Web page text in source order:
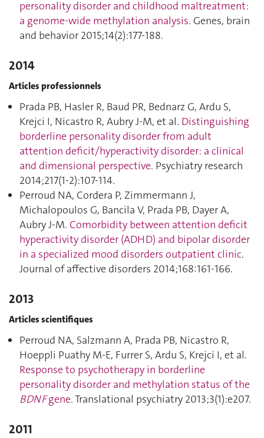
personality disorder and childhood maltreatment:
a genome-wide methylation analysis. Genes, brain
and behavior 2015;14(2):177‑188.
2014
Articles professionnels
Prada PB, Hasler R, Baud PR, Bednarz G, Ardu S,
Krejci I, Nicastro R, Aubry J-M, et al. Distinguishing
borderline personality disorder from adult
attention deficit/hyperactivity disorder: a clinical
and dimensional perspective. Psychiatry research
2014;217(1-2):107‑114.
Perroud NA, Cordera P, Zimmermann J,
Michalopoulos G, Bancila V, Prada PB, Dayer A,
Aubry J-M. Comorbidity between attention deficit
hyperactivity disorder (ADHD) and bipolar disorder
in a specialized mood disorders outpatient clinic.
Journal of affective disorders 2014;168:161‑166.
2013
Articles scientifiques
Perroud NA, Salzmann A, Prada PB, Nicastro R,
Hoeppli Puathy M-E, Furrer S, Ardu S, Krejci I, et al.
Response to psychotherapy in borderline
personality disorder and methylation status of the
BDNFgene. Translational psychiatry 2013;3(1):e207.
2011